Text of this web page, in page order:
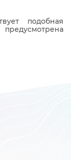
подобная